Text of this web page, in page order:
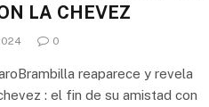
LA CHEVEZ
0
reaparece y revela
: el fin de su amistad con